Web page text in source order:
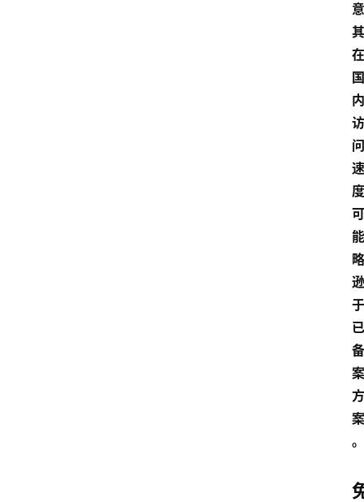
意
其
在
国
内
访
问
速
度
可
能
略
逊
于
已
备
案
方
案
。